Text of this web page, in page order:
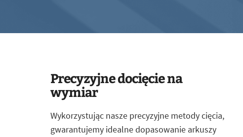
Precyzyjne docięcie na
wymiar
Wykorzystując nasze precyzyjne metody cięcia,
gwarantujemy idealne dopasowanie arkuszy